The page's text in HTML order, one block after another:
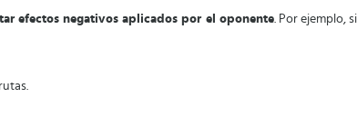
efectos negativos aplicados por el oponente. Por ejemplo,